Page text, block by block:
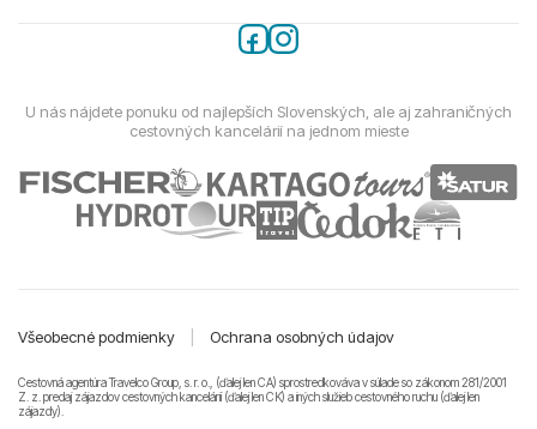
U nás nájdete ponuku od najlepších Slovenských, ale aj zahraničných
cestovných kancelárií na jednom mieste
Všeobecné podmienky Ochrana osobných údajov
Cestovná agentúra Travelco Group, s. r. o., (ďalej len CA) sprostredkováva v súlade so zákonom 281/2001
Z. z. predaj zájazdov cestovných kancelárii (ďalej len CK) a iných služieb cestovného ruchu (ďalej len
zájazdy).